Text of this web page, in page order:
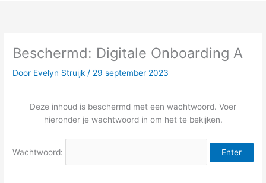
Beschermd: Digitale Onboarding A
Door Evelyn Struijk / 29 september 2023
Deze inhoud is beschermd met een wachtwoord. Voer
hieronder je wachtwoord in om het te bekijken.
Wachtwoord: